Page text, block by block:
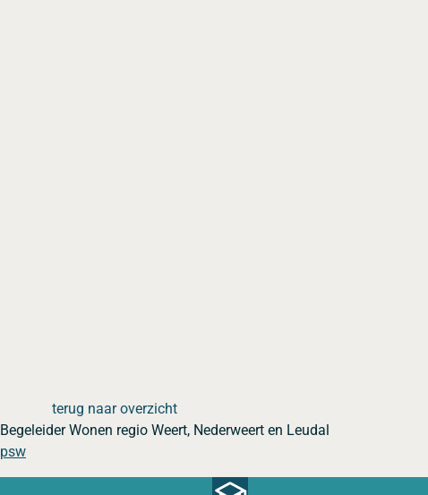
terug naar overzicht
Begeleider Wonen regio Weert, Nederweert en Leudal
psw